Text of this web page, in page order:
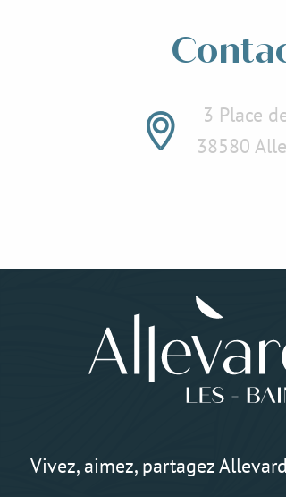
3 Place
38580
Vivez, aimez, partagez